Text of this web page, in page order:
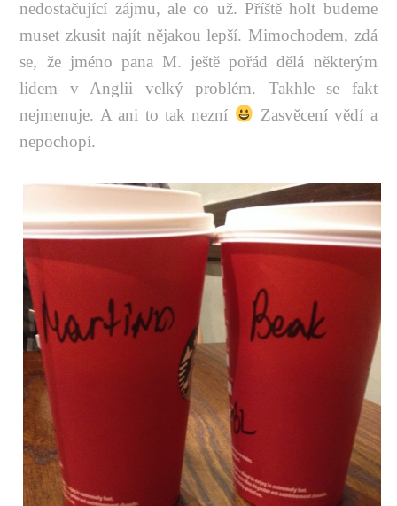
nedostačující zájmu, ale co už. Příště holt budeme
muset zkusit najít nějakou lepší. Mimochodem, zdá
se, že jméno pana M. ještě pořád dělá některým
lidem v Anglii velký problém. Takhle se fakt
nejmenuje. A ani to tak nezní
Zasvěcení vědí a
nepochopí.